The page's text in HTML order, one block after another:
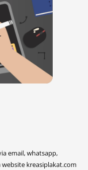
email, whatsapp,
kreasiplakat.com